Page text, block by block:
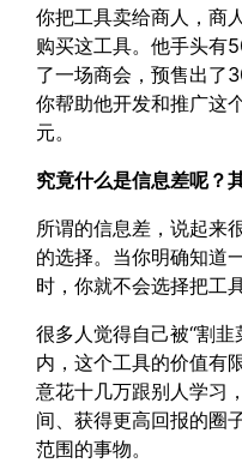
你把工具卖给商人，商
购买这工具。他手头有
了一场商会，预售出了
你帮助他开发和推广这
元。
究竟什么是信息差呢？
所谓的信息差，说起来
的选择。当你明确知道
时，你就不会选择把工
很多人觉得自己被“割
内，这个工具的价值有
意花十几万跟别人学习
间、获得更高回报的圈
范围的事物。